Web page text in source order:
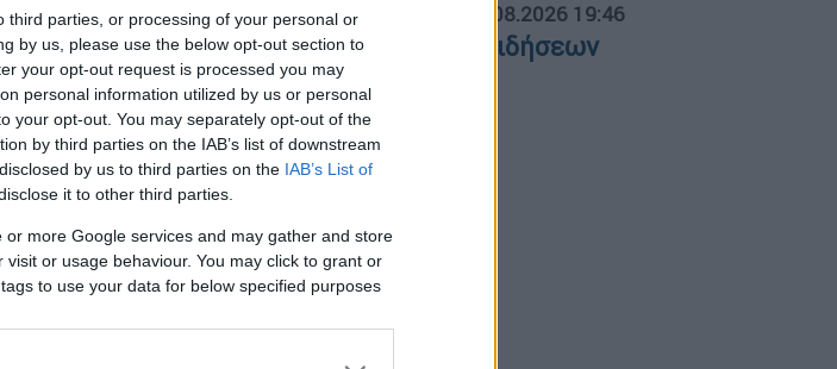
parties, or processing of your personal or
by us, please use the below opt-out section to
your opt-out request is processed you may
personal information utilized by us or personal
your opt-out. You may separately opt-out of the
by third parties on the IAB’s list of downstream
by us to third parties on the IAB’s List of
it to other third parties.
more Google services and may gather and store
or usage behaviour. You may click to grant or
to use your data for below specified purposes
επαφές μεταξύ
στην Αθήνα ο
13:25
Αθήνα ο 64ος
επαφών
θα
Αθήνα ο 64ος γύρος
ΑΘΛΗΤΙΚΟ ΔΕΛΤΙΟ 07.08.2026 19:46
Αθλητικό δελτίο ειδήσεων
07/08/2026